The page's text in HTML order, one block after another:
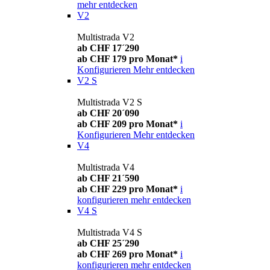
mehr entdecken
V2
Multistrada V2
ab CHF 17´290
ab CHF 179 pro Monat* i
Konfigurieren Mehr entdecken
V2 S
Multistrada V2 S
ab CHF 20´090
ab CHF 209 pro Monat* i
Konfigurieren Mehr entdecken
V4
Multistrada V4
ab CHF 21´590
ab CHF 229 pro Monat* i
konfigurieren mehr entdecken
V4 S
Multistrada V4 S
ab CHF 25´290
ab CHF 269 pro Monat* i
konfigurieren mehr entdecken